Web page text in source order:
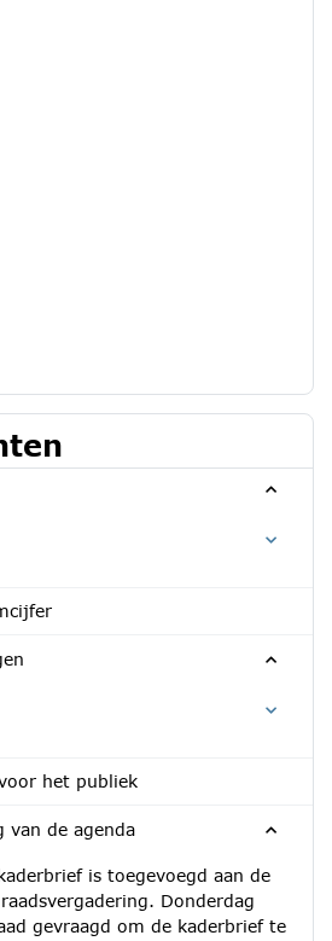
het publiek
van de agenda
is toegevoegd aan de
Donderdag
gevraagd om de kaderbrief te